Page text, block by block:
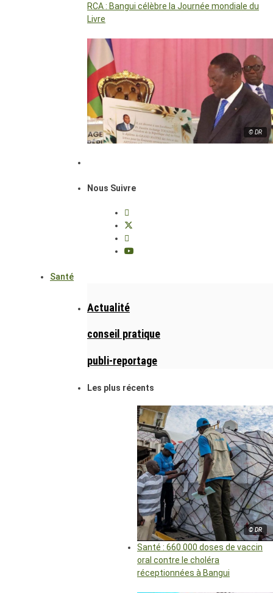
RCA : Bangui célèbre la Journée mondiale du
Livre
© DR
Nous Suivre
Santé
Actualité
conseil pratique
publi-reportage
Les plus récents
© DR
Santé : 660 000 doses de vaccin
oral contre le choléra
réceptionnées à Bangui